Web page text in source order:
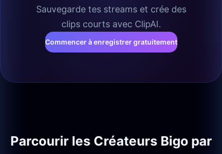
Sauvegarde tes streams et crée des
clips courts avec ClipAI.
Commencer à enregistrer gratuitement
Parcourir les Créateurs Bigo par